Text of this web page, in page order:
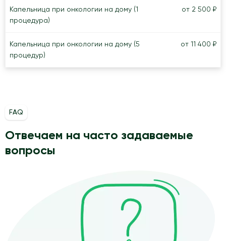
Капельница при онкологии на дому (1
процедура)
от 2 500 ₽
Капельница при онкологии на дому (5
процедур)
от 11 400 ₽
FAQ
Отвечаем на часто задаваемые
вопросы